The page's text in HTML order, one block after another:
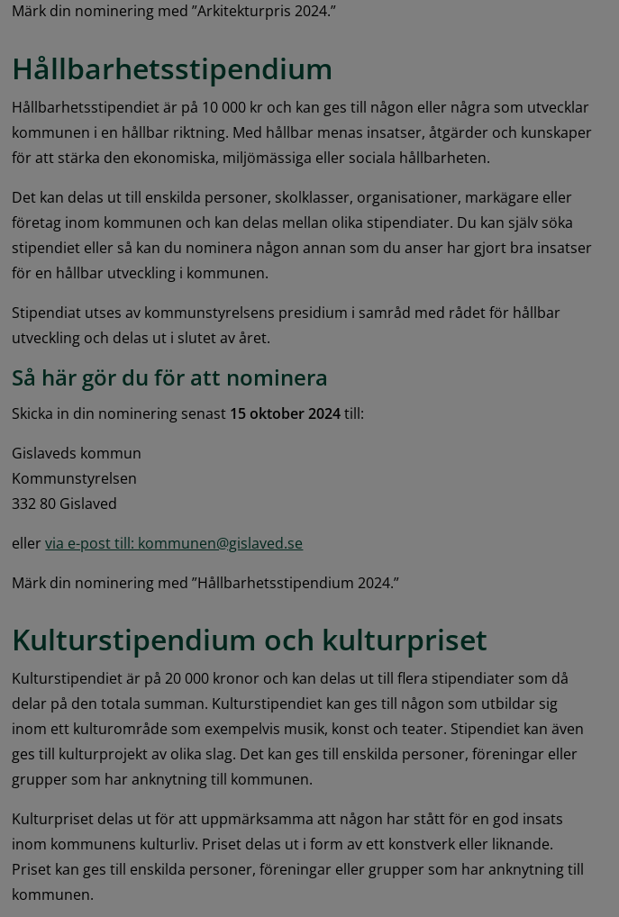
Märk din nominering med ”Arkitekturpris 2024.”
Hållbarhetsstipendium
Hållbarhetsstipendiet är på 10 000 kr och kan ges till någon eller några som utvecklar
kommunen i en hållbar riktning. Med hållbar menas insatser, åtgärder och kunskaper
för att stärka den ekonomiska, miljömässiga eller sociala hållbarheten.
Det kan delas ut till enskilda personer, skolklasser, organisationer, markägare eller
företag inom kommunen och kan delas mellan olika stipendiater. Du kan själv söka
stipendiet eller så kan du nominera någon annan som du anser har gjort bra insatser
för en hållbar utveckling i kommunen.
Stipendiat utses av kommunstyrelsens presidium i samråd med rådet för hållbar
utveckling och delas ut i slutet av året.
Så här gör du för att nominera
Skicka in din nominering senast 15 oktober 2024 till:
Gislaveds kommun
Kommunstyrelsen
332 80 Gislaved
eller via e-post till: kommunen@gislaved.se
Märk din nominering med ”Hållbarhetsstipendium 2024.”
Kulturstipendium och kulturpriset
Kulturstipendiet är på 20 000 kronor och kan delas ut till flera stipendiater som då
delar på den totala summan. Kulturstipendiet kan ges till någon som utbildar sig
inom ett kulturområde som exempelvis musik, konst och teater. Stipendiet kan även
ges till kulturprojekt av olika slag. Det kan ges till enskilda personer, föreningar eller
grupper som har anknytning till kommunen.
Kulturpriset delas ut för att uppmärksamma att någon har stått för en god insats
inom kommunens kulturliv. Priset delas ut i form av ett konstverk eller liknande.
Priset kan ges till enskilda personer, föreningar eller grupper som har anknytning till
kommunen.